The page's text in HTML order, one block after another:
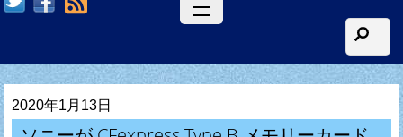
2020年1月13日